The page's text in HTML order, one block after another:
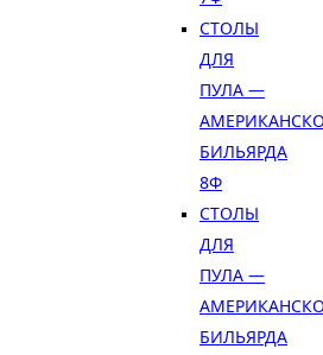
СТОЛЫ
ДЛЯ
ПУЛА —
БИЛЬЯРДА
8Ф
СТОЛЫ
ДЛЯ
ПУЛА —
БИЛЬЯРДА